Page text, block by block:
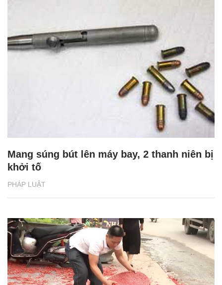
PHÁP LUẬT
Mang súng bút lên máy bay, 2 thanh niên bị
khởi tố